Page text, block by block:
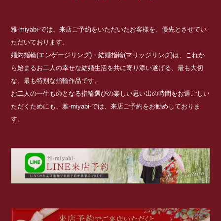
雅-miyabi-では、来店ご予約をいただいたお客様を、優先とさせてい
ただいております。
婚約指輪(エンゲージリング)・結婚指輪(マリッジリング)は、これか
ら始まるお二人の幸せな結婚生活を共に寄り添い遂げる、最も大切
な、最も特別な指輪作品です。
お二人の一生ものとなる指輪選びの楽しい思い出の時間をお過ごしい
ただくためにも、雅-miyabi-では、来店ご予約をお勧めしておりま
す。